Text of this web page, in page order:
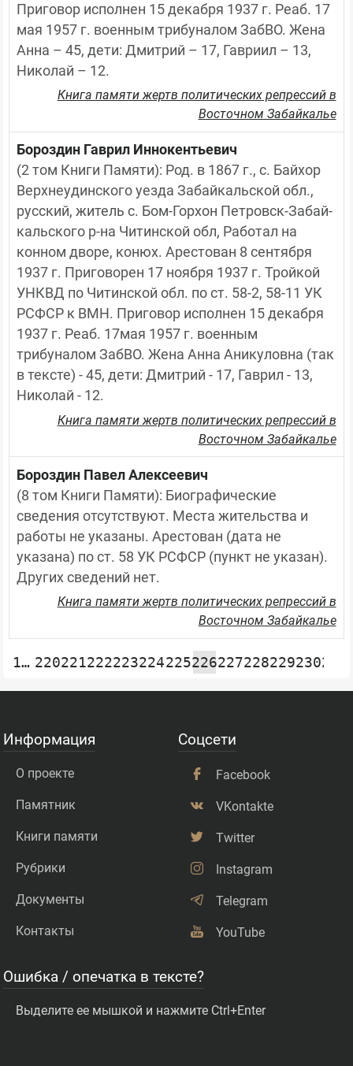
Приговор исполнен 15 декабря 1937 г. Реаб. 17
мая 1957 г. военным трибуналом ЗабВО. Жена
Анна – 45, дети: Дмитрий – 17, Гавриил – 13,
Николай – 12.
Книга памяти жертв политических репрессий в
Восточном Забайкалье
Бороздин Гаврил Иннокентьевич
(2 том Книги Памяти): Род. в 1867 г., с. Байхор
Верхнеудинского уезда Забайкальской обл.,
русский, житель с. Бом-Горхон Петровск-Забай-
кальского р-на Читинской обл, Работал на
конном дворе, конюх. Арестован 8 сентября
1937 г. Приговорен 17 ноября 1937 г. Тройкой
УНКВД по Читинской обл. по ст. 58-2, 58-11 УК
РСФСР к ВМН. Приговор исполнен 15 декабря
1937 г. Реаб. 17мая 1957 г. военным
трибуналом ЗабВО. Жена Анна Аникуловна (так
в тексте) - 45, дети: Дмитрий - 17, Гаврил - 13,
Николай - 12.
Книга памяти жертв политических репрессий в
Восточном Забайкалье
Бороздин Павел Алексеевич
(8 том Книги Памяти): Биографические
сведения отсутствуют. Места жительства и
работы не указаны. Арестован (дата не
указана) по ст. 58 УК РСФСР (пункт не указан).
Других сведений нет.
Книга памяти жертв политических репрессий в
Восточном Забайкалье
1… 220221222223224225226227228229230231
Информация
О проекте
Памятник
Книги памяти
Рубрики
Документы
Контакты
Соцсети
Facebook
VKontakte
Twitter
Instagram
Telegram
YouTube
Ошибка / опечатка в тексте?
Выделите ее мышкой и нажмите Ctrl+Enter